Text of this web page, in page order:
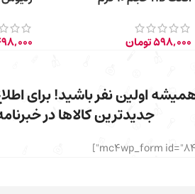
598,000تومان
اولین نفر باشید! برای
جدیدترین کالاها در